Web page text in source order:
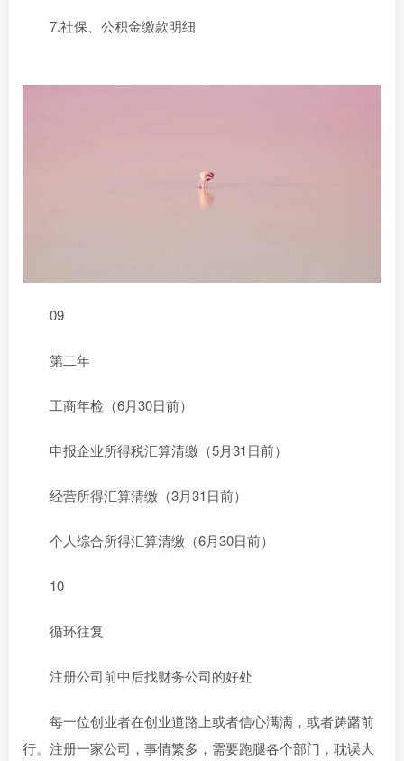
7.社保、公积金缴款明细
09
第二年
工商年检（6月30日前）
申报企业所得税汇算清缴（5月31日前）
经营所得汇算清缴（3月31日前）
个人综合所得汇算清缴（6月30日前）
10
循环往复
注册公司前中后找财务公司的好处
每一位创业者在创业道路上或者信心满满，或者踌躇前
行。注册一家公司，事情繁多，需要跑腿各个部门，耽误大